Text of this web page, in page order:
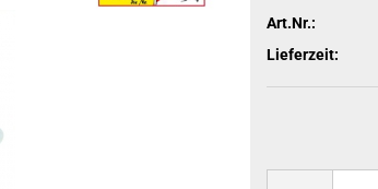
Art.Nr.:
Lieferzeit: